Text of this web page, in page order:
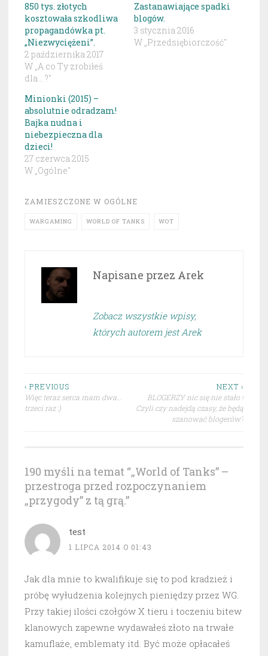
850 tys. złotych
kosztowała szkodliwa
propagandówka pt.
„Niezwyciężeni”.
2 października 2017
W „A co Ty zrobiłeś
dla... ?"
Zastanawiające spadki
blogów.
3 stycznia 2016
W „Przedsiębiorczość"
Minionki (2015) –
absolutnie odradzam!
Bajka nudna i
niebezpieczna dla
dzieci!
27 czerwca 2015
W „Ogólne"
ZAMIESZCZONE W OGÓLNE
WARGAMING WORLD OF TANKS WOT
Napisane przez Arek
Zobacz wszystkie wpisy,
których autorem jest Arek
Nawigacja
wpisu
‹ PREVIOUS
Więc teraz serca mam dwa…
trzeci raz :)
NEXT ›
BLOGERZY nic się nie stało !
Czyli czy nadejdą czasy, że będą
szanować blogerów?
190 myśli na temat “„World of Tanks” –
przestroga przed rozpoczynaniem
„przygody” z tą grą.”
test
1 LIPCA 2014 O 01:43
Jak dla mnie to kwalifikuje się to pod kradzież i
próbę wyłudzenia kolejnych pieniędzy przez WG.
Przy takiej ilości czołgów X tieru i toczeniu bitew
klanowych zapewne wydawałeś złoto na trwałe
kamuflaże, emblematy itd. Być może opłacałeś